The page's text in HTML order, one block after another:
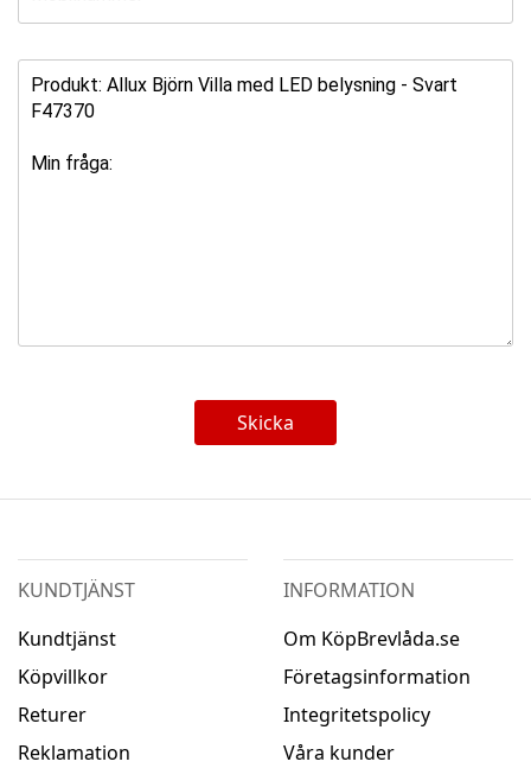
Skicka
KUNDTJÄNST
Kundtjänst
Köpvillkor
Returer
Reklamation
INFORMATION
Om KöpBrevlåda.se
Företagsinformation
Integritetspolicy
Våra kunder